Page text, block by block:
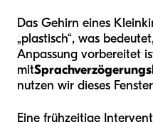
Das Gehirn eines
„plastisch“, was
Anpassung vorbereitet
mit
nutzen wir dieses
Eine frühzeitige